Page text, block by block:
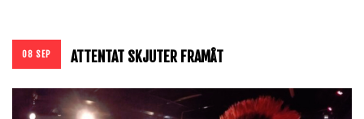
08 SEP ATTENTAT SKJUTER FRAMÅT